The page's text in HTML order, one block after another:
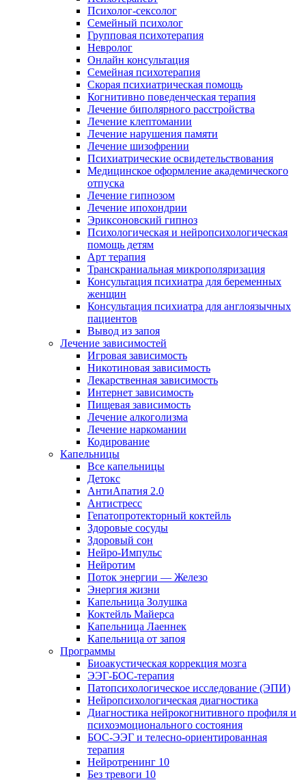
Психолог-сексолог
Семейный психолог
Групповая психотерапия
Невролог
Онлайн консультация
Семейная психотерапия
Скорая психиатрическая помощь
Когнитивно поведенческая терапия
Лечение биполярного расстройства
Лечение клептомании
Лечение нарушения памяти
Лечение шизофрении
Психиатрические освидетельствования
Медицинское оформление академического
отпуска
Лечение гипнозом
Лечение ипохондрии
Эриксоновский гипноз
Психологическая и нейропсихологическая
помощь детям
Арт терапия
Транскраниальная микрополяризация
Консультация психиатра для беременных
женщин
Консультация психиатра для англоязычных
пациентов
Вывод из запоя
Лечение зависимостей
Игровая зависимость
Никотиновая зависимость
Лекарственная зависимость
Интернет зависимость
Пищевая зависимость
Лечение алкоголизма
Лечение наркомании
Кодирование
Капельницы
Все капельницы
Детокс
АнтиАпатия 2.0
Антистресс
Гепатопротекторный коктейль
Здоровые сосуды
Здоровый сон
Нейро-Импульс
Нейротим
Поток энергии — Железо
Энергия жизни
Капельница Золушка
Коктейль Майерса
Капельница Лаеннек
Капельница от запоя
Программы
Биоакустическая коррекция мозга
ЭЭГ-БОС-терапия
Патопсихологическое исследование (ЭПИ)
Нейропсихологическая диагностика
Диагностика нейрокогнитивного профиля и
психоэмоционального состояния
БОС-ЭЭГ и телесно-ориентированная
терапия
Нейротренинг 10
Без тревоги 10